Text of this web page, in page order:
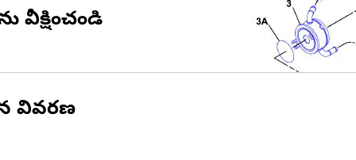
వీక్షించండి
వివరణ